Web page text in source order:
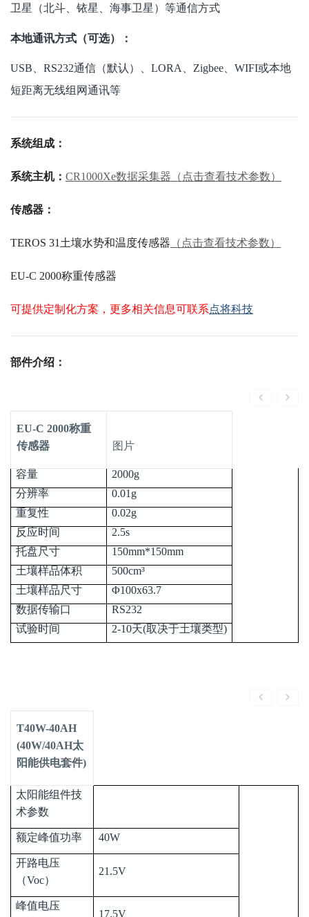
卫星（北斗、铱星、海事卫星）等通信方式
本地通讯方式（可选）：
USB、RS232通信（默认）、LORA、Zigbee、WIFI或本地
短距离无线组网通讯等
系统组成：
系统主机： CR1000Xe数据采集器（点击查看技术参数）
传感器：
TEROS 31土壤水势和温度传感器 （点击查看技术参数）
EU-C 2000称重传感器
可提供定制化方案，更多相关信息可联系点将科技
部件介绍：
EU-C 2000称重
传感器
图片
容量
2000g
分辨率
0.01g
重复性
0.02g
反应时间
2.5s
托盘尺寸
150mm*150mm
土壤样品体积
500cm³
土壤样品尺寸
Φ100x63.7
数据传输口
RS232
试验时间
2-10天(取决于土壤类型)
T40W-40AH
(40W/40AH太
阳能供电套件)
太阳能组件技
术参数
额定峰值功率 40W
开路电压
（Voc）
21.5V
峰值电压
17.5V